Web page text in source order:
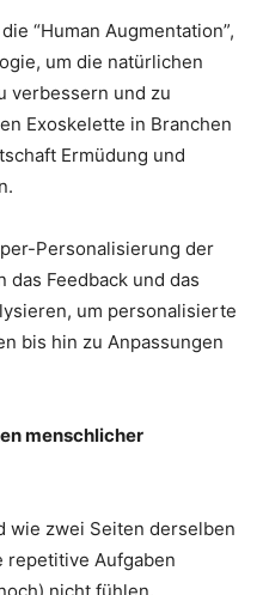
“Human Augmentation”,
um die natürlichen
verbessern und zu
Exoskelette in Branchen
Ermüdung und
Personalisierung der
das Feedback und das
um personalisierte
bis hin zu Anpassungen
menschlicher
wie zwei Seiten derselben
repetitive Aufgaben
nicht fühlen,